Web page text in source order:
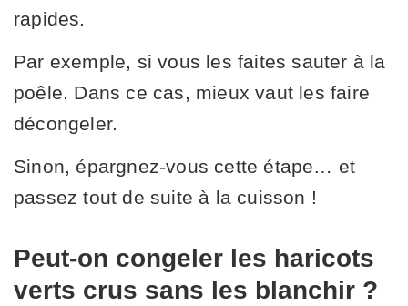
rapides.
Par exemple, si vous les faites sauter à la
poêle. Dans ce cas, mieux vaut les faire
décongeler.
Sinon, épargnez-vous cette étape… et
passez tout de suite à la cuisson !
Peut-on congeler les haricots
verts crus sans les blanchir ?